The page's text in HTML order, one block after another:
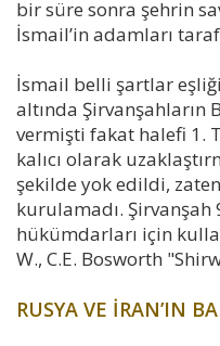
bir süre sonra şehrin
İsmail’in adamları
İsmail belli şartlar
altında Şirvanşahların
vermişti fakat halefi 1.
kalıcı olarak
şekilde yok edildi,
kurulamadı. Şirvanşah
hükümdarları için
W., C.E. Bosworth
RUSYA VE İRAN’IN